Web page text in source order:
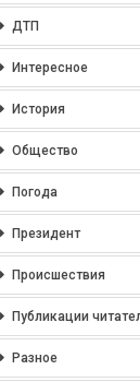
ДТП
Интересное
История
Общество
Погода
Президент
Происшествия
Публикации
Разное